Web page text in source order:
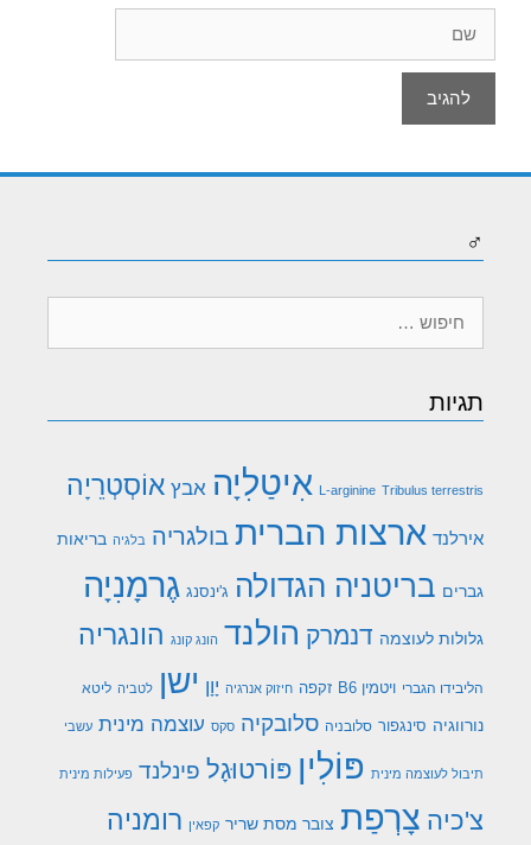
♂
תגיות
L-arginine Tribulus terrestris אִיטַלִיָה אבץ אוֹסְטְרֵיָה
אירלנד ארצות הברית בולגריה בלגיה בריאות
גברים בריטניה הגדולה ג'ינסנג גֶרמָנִיָה
גלולות לעוצמה דנמרק הולנד הונג קונג הונגריה
הליבידו הגברי ויטמין B6 זקפה חיזוק אנרגיה יָוָן ישן לטביה ליטא
נורווגיה סינגפור סלובניה סלובקיה סקס עוצמה מינית עשבי
תיבול לעוצמה מינית פּוֹלִין פּוֹרטוּגָל פינלנד פעילות מינית
צ'כיה צָרְפַת צובר מסת שריר קפאין רומניה